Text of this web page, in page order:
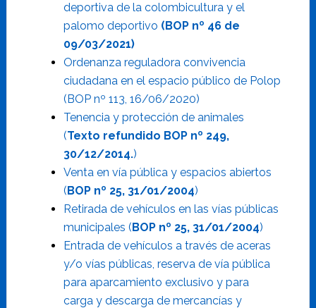
deportiva de la colombicultura y el
palomo deportivo (BOP nº 46 de
09/03/2021)
Ordenanza reguladora convivencia
ciudadana en el espacio público de Polop
(BOP nº 113, 16/06/2020)
Tenencia y protección de animales
(Texto refundido BOP nº 249,
30/12/2014.)
Venta en vía pública y espacios abiertos
(BOP nº 25, 31/01/2004)
Retirada de vehículos en las vías públicas
municipales (BOP nº 25, 31/01/2004)
Entrada de vehículos a través de aceras
y/o vías públicas, reserva de vía pública
para aparcamiento exclusivo y para
carga y descarga de mercancías y